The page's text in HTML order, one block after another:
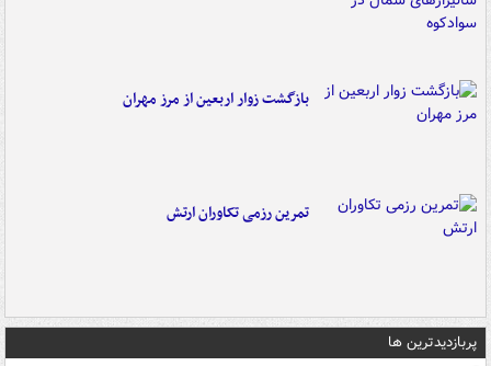
بازگشت زوار اربعین از مرز مهران
تمرین رزمی تکاوران ارتش
پربازدیدترین ها